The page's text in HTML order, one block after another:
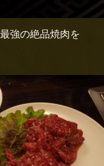
強の絶品焼肉を